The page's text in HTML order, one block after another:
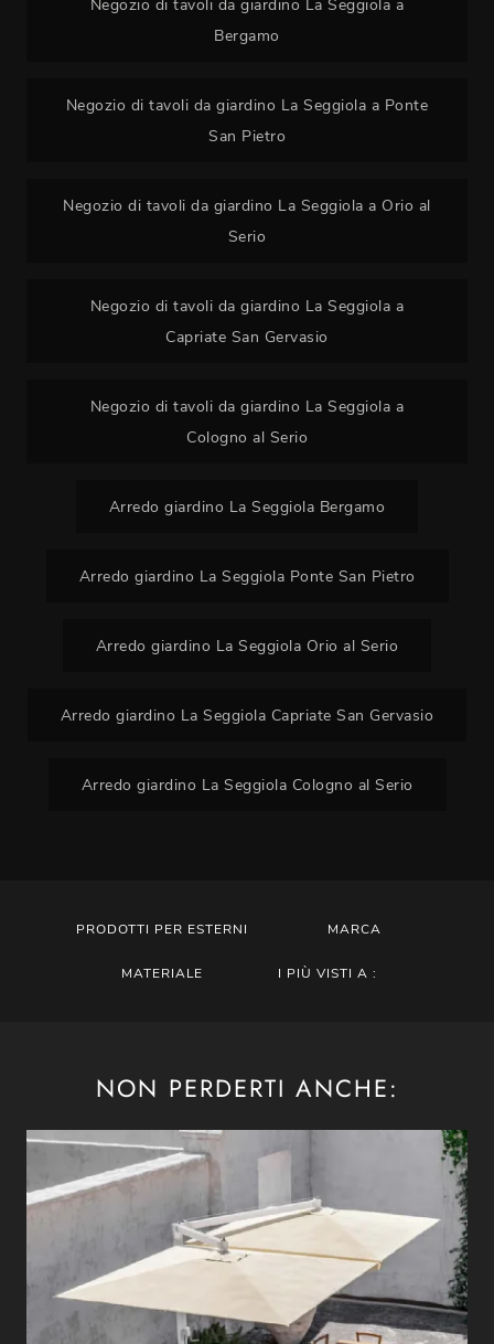
Negozio di tavoli da giardino La Seggiola a
Bergamo
Negozio di tavoli da giardino La Seggiola a Ponte
San Pietro
Negozio di tavoli da giardino La Seggiola a Orio al
Serio
Negozio di tavoli da giardino La Seggiola a
Capriate San Gervasio
Negozio di tavoli da giardino La Seggiola a
Cologno al Serio
Arredo giardino La Seggiola Bergamo
Arredo giardino La Seggiola Ponte San Pietro
Arredo giardino La Seggiola Orio al Serio
Arredo giardino La Seggiola Capriate San Gervasio
Arredo giardino La Seggiola Cologno al Serio
PRODOTTI PER ESTERNI MARCA
MATERIALE I PIÙ VISTI A :
NON PERDERTI ANCHE: